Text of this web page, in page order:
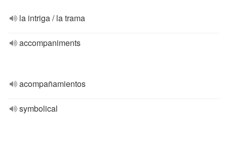
la intriga / la trama
accompaniments
acompañamientos
symbolical